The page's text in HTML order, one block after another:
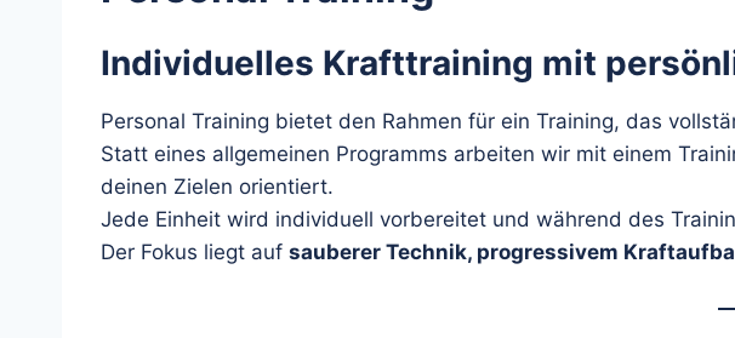
Individuelles Krafttraining mit
Personal Training bietet den Rahmen für ein Training, das
Statt eines allgemeinen Programms arbeiten wir mit einem
deinen Zielen orientiert.
Jede Einheit wird individuell vorbereitet und während des
Der Fokus liegt auf sauberer Technik, progressivem